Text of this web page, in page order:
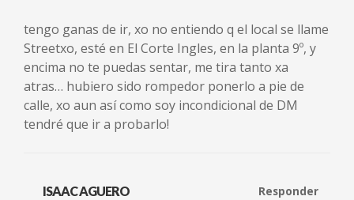
tengo ganas de ir, xo no entiendo q el local se llame
Streetxo, esté en El Corte Ingles, en la planta 9º, y
encima no te puedas sentar, me tira tanto xa
atras… hubiero sido rompedor ponerlo a pie de
calle, xo aun así como soy incondicional de DM
tendré que ir a probarlo!
ISAAC AGUERO
Responder